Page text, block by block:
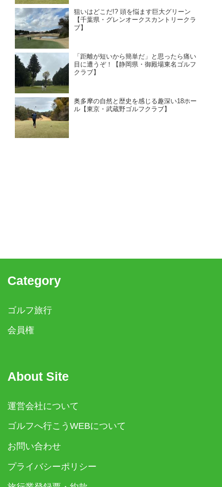
狙いはどこだ!? 頭を悩ます巨大グリーン
【千葉県・グレンオークスカントリークラ
ブ】
「距離が短いから簡単だ」と思ったら痛い
目に遭うぞ！【静岡県・御殿場東名ゴルフ
クラブ】
奥多摩の自然と歴史を感じる趣深い18ホー
ル【東京・武蔵野ゴルフクラブ】
Category
ゴルフ旅行
会員権
About Site
運営会社について
ゴルフへ行こうWEBについて
お問い合わせ
プライバシーポリシー